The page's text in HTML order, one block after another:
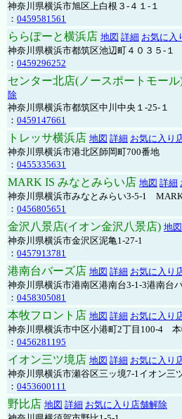
神奈川県横浜市旭区上白根３-４１-１
： 0459581561
ららぽーと横浜店 地図 詳細 お気に入
神奈川県横浜市都筑区池辺町４０３５-１
： 0459296252
センター北店(ノースポートモール
除
神奈川県横浜市都筑区中川中央１-25-１
： 0459147661
トレッサ横浜店 地図 詳細 お気に入り
神奈川県横浜市港北区師岡町700番地
： 0455335631
MARK IS みなとみらい店 地図 詳細
神奈川県横浜市みなとみらい3-5-1
： 0456805651
金沢八景店(イオン金沢八景店) 地図
神奈川県横浜市金沢区泥亀1-27-1
： 0457913781
港南台バーズ店 地図 詳細 お気に入り
神奈川県横浜市港南区港南台3-1-3港南台
： 0458305081
本牧フロント店 地図 詳細 お気に入り
神奈川県横浜市中区小港町2丁目100-4
： 0456281195
イオン三ツ境店 地図 詳細 お気に入り
神奈川県横浜市瀬谷区三ッ境7-1イオン三
： 0453600111
野比店 地図 詳細 お気に入り店舗解除